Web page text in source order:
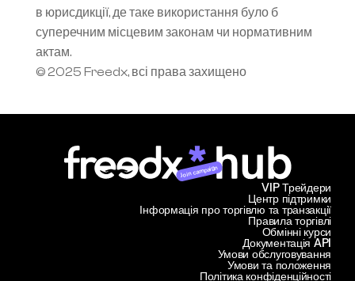
в юрисдикції, де таке використання було б
суперечним місцевим законам чи нормативним
актам.
© 2025 Freedx, всі права захищено
Join campaign
Центр підтримки
Інформація про торгівлю та транзакції
VIP Трейдери
Правила торгівлі
Обмінні курси
Документація API
Умови обслуговування
Умови та положення
Політика конфіденційності